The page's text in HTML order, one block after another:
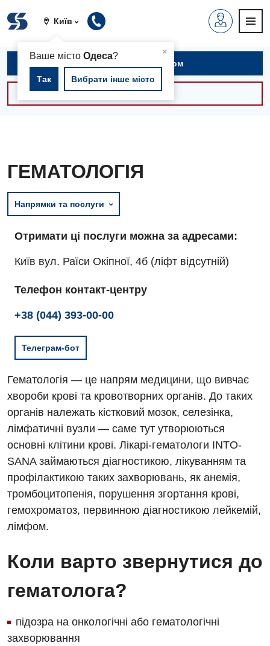
Київ
×
Ваше містоОдеса?
Так Вибрати інше місто
Записатися на прийом
Консультації -30%
ГЕМАТОЛОГІЯ
Напрямки та послуги
Отримати ці послуги можна за адресами:
Київ вул. Раїси Окіпної, 4б (ліфт відсутній)
Телефон контакт-центру
+38 (044) 393-00-00
Телеграм-бот
Гематологія — це напрям медицини, що вивчає
хвороби крові та кровотворних органів. До таких
органів належать кістковий мозок, селезінка,
лімфатичні вузли — саме тут утворюються
основні клітини крові. Лікарі-гематологи INTO-
SANA займаються діагностикою, лікуванням та
профілактикою таких захворювань, як анемія,
тромбоцитопенія, порушення згортання крові,
гемохроматоз, первинною діагностикою лейкемій,
лімфом.
Коли варто звернутися до
гематолога?
підозра на онкологічні або гематологічні
захворювання